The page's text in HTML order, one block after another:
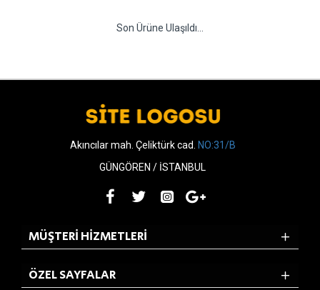
Son Ürüne Ulaşıldı...
Akıncılar mah. Çeliktürk cad.
NO:31/B
GÜNGÖREN / İSTANBUL
MÜŞTERI HIZMETLERI
ÖZEL SAYFALAR